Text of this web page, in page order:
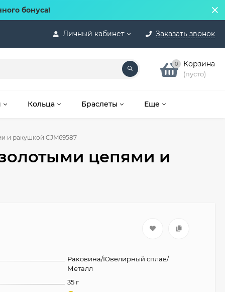
бонуса!
Личный кабинет Заказать звонок
0 Корзина
(пусто)
Кольца Браслеты Еще
и ракушкой CJM69587
цепями и
Раковина/Ювелирный сплав/
Металл
35 г